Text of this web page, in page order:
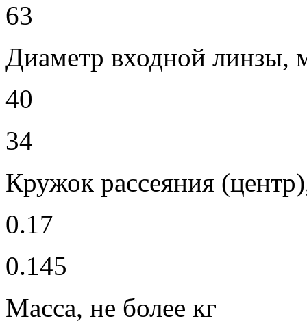
63
Диаметр входной линзы,
40
34
Кружок рассеяния
0.17
0.145
Масса, не более кг